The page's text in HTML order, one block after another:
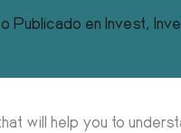
Publicado en Invest,
will help you to